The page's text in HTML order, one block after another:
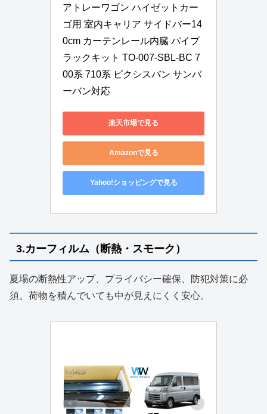
アトレーワゴン ハイゼットカー
ゴ用 室内キャリア サイドバー14
0cm カーテンレール内臓 パイプ
ラックキット TO-007-SBL-BC 7
00系 710系 ピクシスバン サンバ
ーバン対応
楽天市場で見る
Amazonで見る
Yahoo!ショッピングで見る
3.カーフィルム（断熱・スモーク）
夏場の断熱性アップ、プライバシー確保、防犯対策に必
須。荷物を積んでいても中が見えにくく安心。